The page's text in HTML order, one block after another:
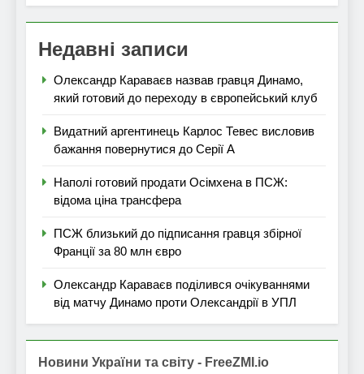
Недавні записи
Олександр Караваєв назвав гравця Динамо,
який готовий до переходу в європейський клуб
Видатний аргентинець Карлос Тевес висловив
бажання повернутися до Серії А
Наполі готовий продати Осімхена в ПСЖ:
відома ціна трансфера
ПСЖ близький до підписання гравця збірної
Франції за 80 млн євро
Олександр Караваєв поділився очікуваннями
від матчу Динамо проти Олександрії в УПЛ
Новини України та світу - FreeZMI.io